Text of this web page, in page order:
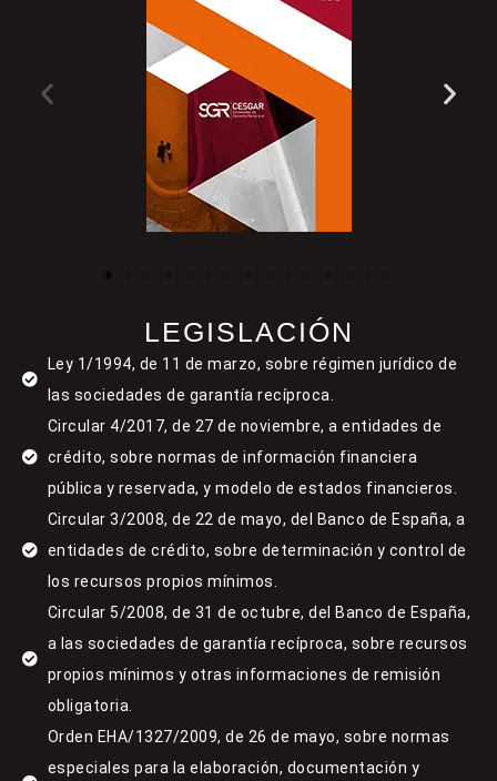
LEGISLACIÓN
Ley 1/1994, de 11 de marzo, sobre régimen jurídico de
las sociedades de garantía recíproca.
Circular 4/2017, de 27 de noviembre, a entidades de
crédito, sobre normas de información financiera
pública y reservada, y modelo de estados financieros.
Circular 3/2008, de 22 de mayo, del Banco de España, a
entidades de crédito, sobre determinación y control de
los recursos propios mínimos.
Circular 5/2008, de 31 de octubre, del Banco de España,
a las sociedades de garantía recíproca, sobre recursos
propios mínimos y otras informaciones de remisión
obligatoria.
Orden EHA/1327/2009, de 26 de mayo, sobre normas
especiales para la elaboración, documentación y